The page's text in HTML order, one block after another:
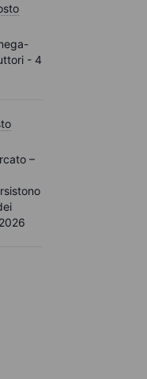
- 4
–